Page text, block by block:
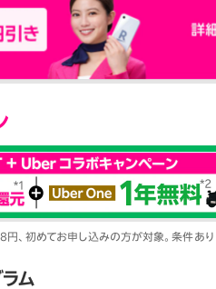
、初めてお申し込みの方が対象。条件あり
ム